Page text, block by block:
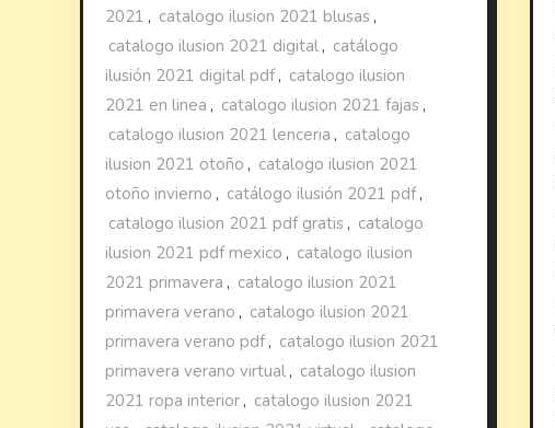
2021 , catalogo ilusion 2021 blusas ,
catalogo ilusion 2021 digital , catálogo
ilusión 2021 digital pdf, catalogo ilusion
2021 en linea , catalogo ilusion 2021 fajas ,
catalogo ilusion 2021 lenceria , catalogo
ilusion 2021 otoño , catalogo ilusion 2021
otoño invierno , catálogo ilusión 2021 pdf,
catalogo ilusion 2021 pdf gratis , catalogo
ilusion 2021 pdf mexico , catalogo ilusion
2021 primavera , catalogo ilusion 2021
primavera verano , catalogo ilusion 2021
primavera verano pdf, catalogo ilusion 2021
primavera verano virtual , catalogo ilusion
2021 ropa interior , catalogo ilusion 2021